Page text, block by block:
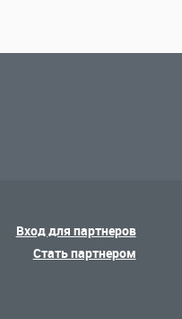
Вход для партнеров
Стать партнером